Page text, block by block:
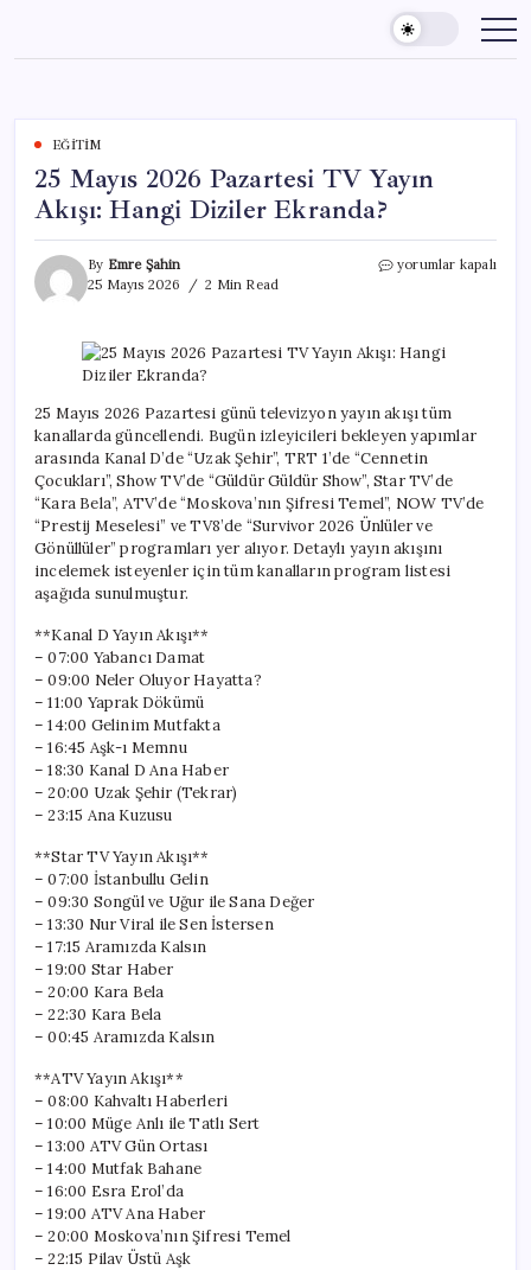
content
EĞITIM
25 Mayıs 2026 Pazartesi TV Yayın
Akışı: Hangi Diziler Ekranda?
By Emre Şahin
25 Mayıs 2026
2 Min Read
25
TV
Yayın
Hangi
Diziler
Ekranda?
için
yorumlar kapalı
25 Mayıs 2026 Pazartesi günü televizyon yayın akışı tüm
kanallarda güncellendi. Bugün izleyicileri bekleyen yapımlar
arasında Kanal D’de “Uzak Şehir”, TRT 1’de “Cennetin
Çocukları”, Show TV’de “Güldür Güldür Show”, Star TV’de
“Kara Bela”, ATV’de “Moskova’nın Şifresi Temel”, NOW TV’de
“Prestij Meselesi” ve TV8’de “Survivor 2026 Ünlüler ve
Gönüllüler” programları yer alıyor. Detaylı yayın akışını
incelemek isteyenler için tüm kanalların program listesi
aşağıda sunulmuştur.
**Kanal D Yayın Akışı**
– 07:00 Yabancı Damat
– 09:00 Neler Oluyor Hayatta?
– 11:00 Yaprak Dökümü
– 14:00 Gelinim Mutfakta
– 16:45 Aşk-ı Memnu
– 18:30 Kanal D Ana Haber
– 20:00 Uzak Şehir (Tekrar)
– 23:15 Ana Kuzusu
**Star TV Yayın Akışı**
– 07:00 İstanbullu Gelin
– 09:30 Songül ve Uğur ile Sana Değer
– 13:30 Nur Viral ile Sen İstersen
– 17:15 Aramızda Kalsın
– 19:00 Star Haber
– 20:00 Kara Bela
– 22:30 Kara Bela
– 00:45 Aramızda Kalsın
**ATV Yayın Akışı**
– 08:00 Kahvaltı Haberleri
– 10:00 Müge Anlı ile Tatlı Sert
– 13:00 ATV Gün Ortası
– 14:00 Mutfak Bahane
– 16:00 Esra Erol’da
– 19:00 ATV Ana Haber
– 20:00 Moskova’nın Şifresi Temel
– 22:15 Pilav Üstü Aşk